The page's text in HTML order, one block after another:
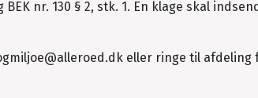
nr. 130 § 2, stk. 1. En klage skal
eller ringe til afdeling